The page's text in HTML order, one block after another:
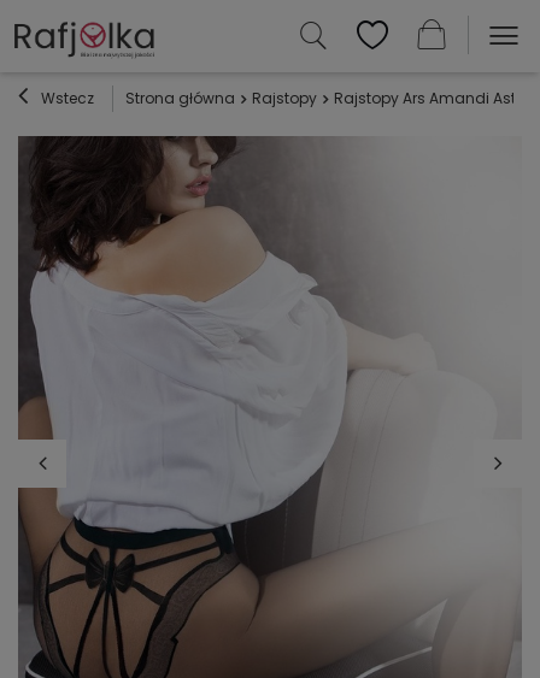
Wstecz Strona główna Rajstopy Rajstopy Ars Amandi Astrea